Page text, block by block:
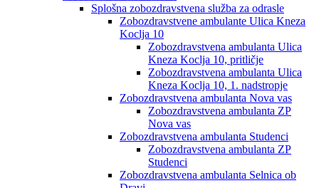
Splošna zobozdravstvena služba za odrasle
Zobozdravstvene ambulante Ulica Kneza
Koclja 10
Zobozdravstvena ambulanta Ulica
Kneza Koclja 10, pritličje
Zobozdravstvena ambulanta Ulica
Kneza Koclja 10, 1. nadstropje
Zobozdravstvena ambulanta Nova vas
Zobozdravstvena ambulanta ZP
Nova vas
Zobozdravstvena ambulanta Studenci
Zobozdravstvena ambulanta ZP
Studenci
Zobozdravstvena ambulanta Selnica ob